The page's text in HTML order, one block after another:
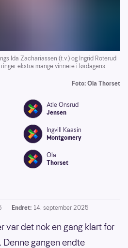
Ida Zachariassen (t.v.) og Ingrid Roterud
ekstra mange vinnere i lørdagens
Foto: Ola Thorset
Atle Onsrud
Jensen
Ingvill Kaasin
Montgomery
Ola
Thorset
Endret: 14. september 2025
var det nok en gang klart for
gangen endte